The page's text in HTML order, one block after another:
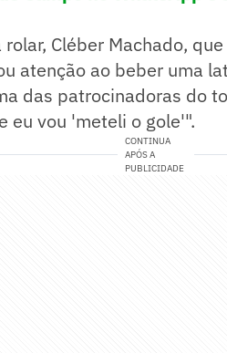
Cléber Machado,
atenção ao beber uma
das patrocinadoras do
eu vou 'meteli o gole'".
CONTINUA
APÓS A
PUBLICIDADE